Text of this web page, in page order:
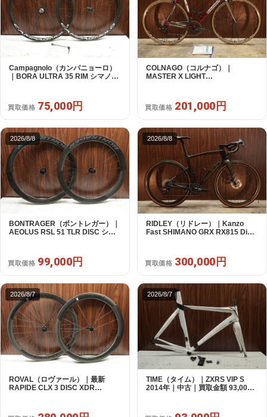
Campagnolo（カンパニョーロ）
｜BORA ULTRA 35 RIM シマノフ
買取価格 75,000円
COLNAGO（コルナゴ）｜
MASTER X LIGHT
年｜美品｜買取金額 201,000円
買取価格 201,000円
2026/8/8
BONTRAGER（ボントレガー）｜
AEOLUS RSL 51 TLR DISC シマ
買取価格 99,000円
2026/8/8
RIDLEY（リドレー）｜Kanzo
Fast SHIMANO GRX RX815 Di2
買取価格 300,000円
2026/8/7
ROVAL（ロヴァール）｜最新
RAPIDE CLX 3 DISC XDR
2026/8/7
TIME（タイム）｜ZXRS VIP S
2014年｜中古｜買取金額 93,000